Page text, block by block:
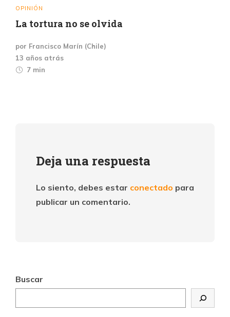
OPINIÓN
La tortura no se olvida
por Francisco Marín (Chile)
13 años atrás
7 min
Deja una respuesta
Lo siento, debes estar conectado para
publicar un comentario.
Buscar